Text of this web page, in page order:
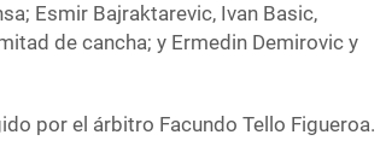
Esmir Bajraktarevic, Ivan Basic,
de cancha; y Ermedin Demirovic y
por el árbitro Facundo Tello Figueroa.